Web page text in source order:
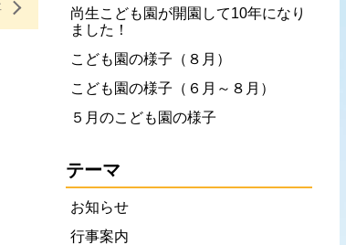
尚生こども園が開園して10年になり
ました！
こども園の様子（８月）
こども園の様子（６月～８月）
５月のこども園の様子
テーマ
お知らせ
行事案内